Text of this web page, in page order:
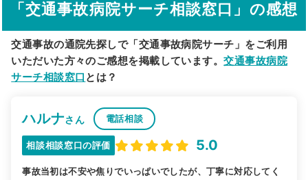
「交通事故病院サーチ相談窓口」の感想
交通事故の通院先探しで「交通事故病院サーチ」をご利用
いただいた方々のご感想を掲載しています。交通事故病院
サーチ相談窓口 とは？
ハルナさん 電話相談
相談相談窓口の評価 5.0
事故当初は不安や焦りでいっぱいでしたが、丁寧に対応してく